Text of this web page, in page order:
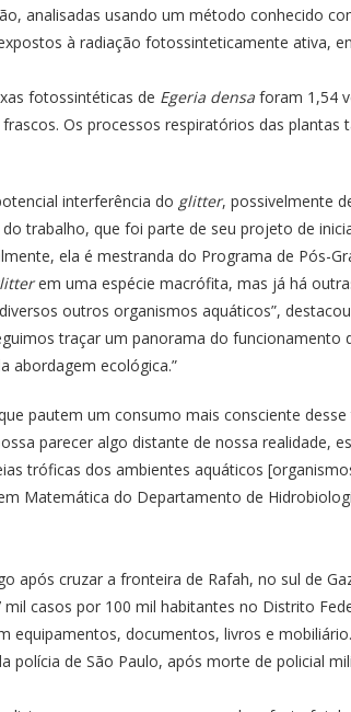
analisadas usando um método conhecido
à radiação fotossinteticamente ativa,
fotossintéticas de Egeria densa foram 1,54
Os processos respiratórios das
interferência do glitter, possivelmente
trabalho, que foi parte de seu projeto de
ela é mestranda do Programa de Pós-
em uma espécie macrófita, mas já há
outros organismos aquáticos”,
traçar um panorama do
abordagem ecológica.”
pautem um consumo mais consciente
parecer algo distante de nossa realidade,
tróficas dos ambientes aquáticos
Matemática do Departamento de
após cruzar a fronteira de Rafah, no sul de
casos por 100 mil habitantes no Distrito
equipamentos, documentos, livros e mobiliário.
polícia de São Paulo, após morte de policial